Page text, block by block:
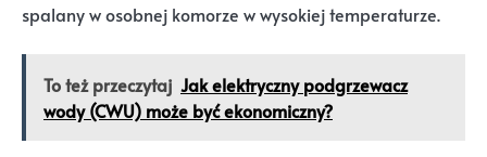
spalany w osobnej komorze w wysokiej temperaturze.
To też przeczytaj Jak elektryczny podgrzewacz
wody (CWU) może być ekonomiczny?